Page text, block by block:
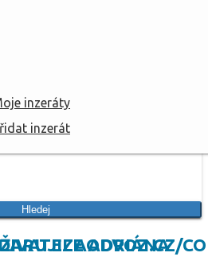
inzeráty
inzerát
Hledej
ADRIÁNA